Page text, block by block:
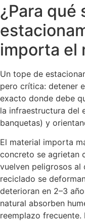
¿Para qué
importa el
Un tope de
pero crítica: detener
exacto donde debe
la infraestructura del
banquetas) y
El material importa
concreto se agrietan
vuelven peligrosos al
reciclado se
deterioran en 2–3
natural absorben
reemplazo